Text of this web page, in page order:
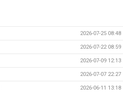
2026-07-25 08:48
2026-07-22 08:59
2026-07-09 12:13
2026-07-07 22:27
2026-06-11 13:18